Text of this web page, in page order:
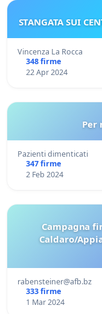
STANGATA SUI
Vincenza La Rocca
348 firme
22 Apr 2024
Per
Pazienti dimenticati
347 firme
2 Feb 2024
Campagna
Caldaro/
rabensteiner@afb.bz
333 firme
1 Mar 2024